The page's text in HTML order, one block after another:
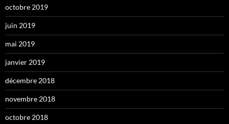
octobre 2019
juin 2019
mai 2019
janvier 2019
décembre 2018
novembre 2018
octobre 2018